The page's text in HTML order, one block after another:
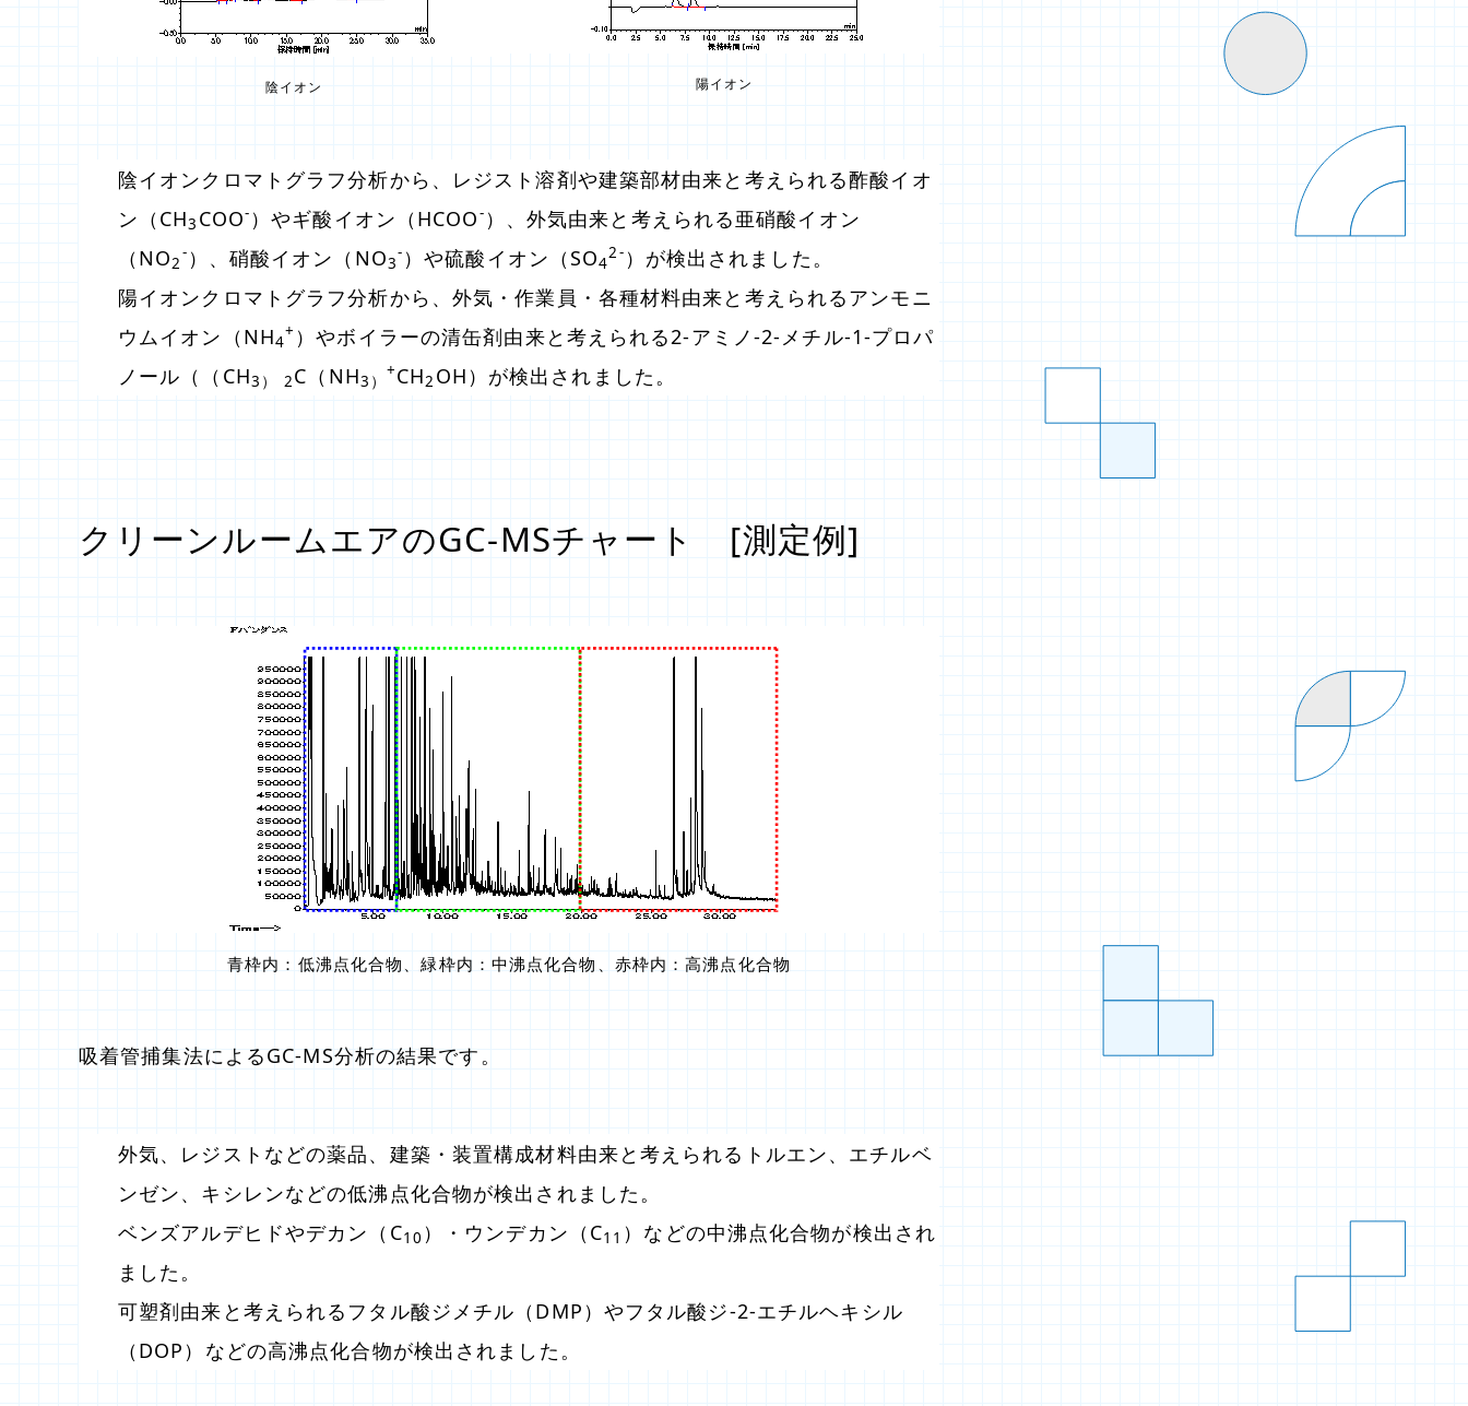
陰イオン 陽イオン
陰イオンクロマトグラフ分析から、レジスト溶剤や建築部材由来と考えられる酢酸イオ
ン（CH3 COO- ）やギ酸イオン（HCOO- ）、外気由来と考えられる亜硝酸イオン
（NO2
- ）、硝酸イオン（NO3
- ）や硫酸イオン（SO4
2- ）が検出されました。
陽イオンクロマトグラフ分析から、外気・作業員・各種材料由来と考えられるアンモニ
ウムイオン（NH4
+ ）やボイラーの清缶剤由来と考えられる2-アミノ-2-メチル-1-プロパ
ノール（（CH3） 2C（NH3）
+CH2 OH）が検出されました。
クリーンルームエアのGC-MSチャート [測定例]
青枠内：低沸点化合物、緑枠内：中沸点化合物、 赤枠内：高沸点化合物
吸着管捕集法によるGC-MS分析の結果です。
外気、レジストなどの薬品、建築・装置構成材料由来と考えられるトルエン、エチルベ
ンゼン、キシレンなどの低沸点化合物が検出されました。
ベンズアルデヒドやデカン（C10 ）・ウンデカン（C11 ）などの中沸点化合物が検出され
ました。
可塑剤由来と考えられるフタル酸ジメチル（DMP）やフタル酸ジ-2-エチルヘキシル
（DOP）などの高沸点化合物が検出されました。